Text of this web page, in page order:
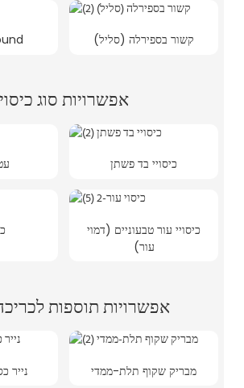
קשור בספירלה (סליל)
אפשרויות סוג כיסוי
כיסויי בד פשתן
כיסויי עור טבעוניים (דמוי
עור)
אפשרויות תוספות
נייר מבריק שקוף תלת-ממדי